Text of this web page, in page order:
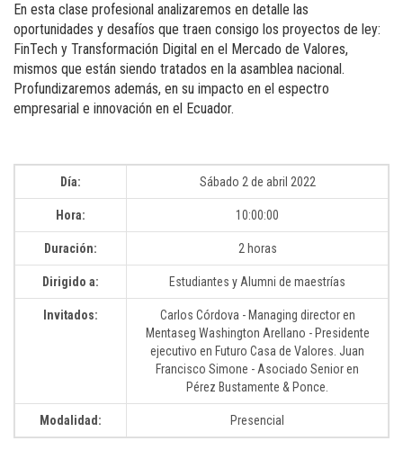
En esta clase profesional analizaremos en detalle las
oportunidades y desafíos que traen consigo los proyectos de ley:
FinTech y Transformación Digital en el Mercado de Valores,
mismos que están siendo tratados en la asamblea nacional.
Profundizaremos además, en su impacto en el espectro
empresarial e innovación en el Ecuador.
Día: Sábado 2 de abril 2022
Hora: 10:00:00
Duración: 2 horas
Dirigido a: Estudiantes y Alumni de maestrías
Invitados:
Carlos Córdova - Managing director en
Mentaseg Washington Arellano - Presidente
ejecutivo en Futuro Casa de Valores. Juan
Francisco Simone - Asociado Senior en
Pérez Bustamente & Ponce.
Modalidad: Presencial